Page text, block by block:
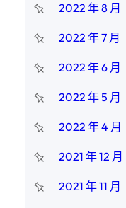
2022 年 8 月
2022 年 7 月
2022 年 6 月
2022 年 5 月
2022 年 4 月
2021 年 12 月
2021 年 11 月